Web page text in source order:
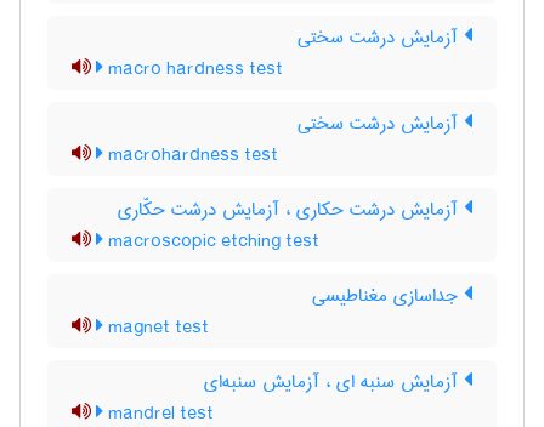
آزمایش درشت سختی
macro hardness test
آزمایش درشت سختی
macrohardness test
آزمایش درشت حکاری ، آزمایش درشت حکّاری
macroscopic etching test
جداسازی مغناطیسی
magnet test
آزمایش سنبه ای ، آزمایش سنبه‌ای
mandrel test